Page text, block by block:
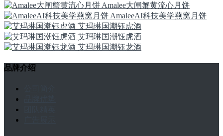
Amalee大闸蟹黄流心月饼
AmaleeAI科技美学燕窝月饼
艾玛琳国潮钰虎酒
艾玛琳国潮钰虎酒
艾玛琳国潮钰龙酒
品牌介绍